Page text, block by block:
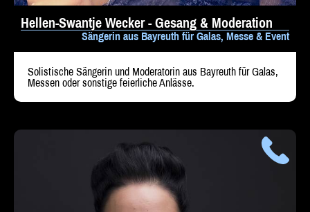
Hellen-Swantje Wecker - Gesang & Moderation
Sängerin aus Bayreuth für Galas, Messe & Event
Solistische Sängerin und Moderatorin aus Bayreuth für Galas,
Messen oder sonstige feierliche Anlässe.